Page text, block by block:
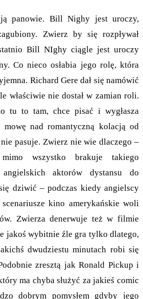
panowie. Bill Nighy jest uroczy,
Zwierz by się rozpływał
Bill NIghy ciągle jest uroczy
Co nieco osłabia jego rolę, która
Richard Gere dał się namówić
właściwie nie dostał w zamian roli.
tu to tam, chce pisać i wygłasza
mowę nad romantyczną kolacją od
pasuje. Zwierz nie wie dlaczego –
wszystko brakuje takiego
aktorów dystansu do
dziwić – podczas kiedy angielscy
kino amerykańskie woli
Zwierza denerwuje też w filmie
jakoś wybitnie źle gra tylko dlatego,
dwudziestu minutach robi się
zresztą jak Ronald Pickup i
ma chyba służyć za jakieś comic
dobrym pomysłem gdyby jego